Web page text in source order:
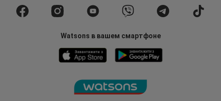
Watsons в вашем смартфоне